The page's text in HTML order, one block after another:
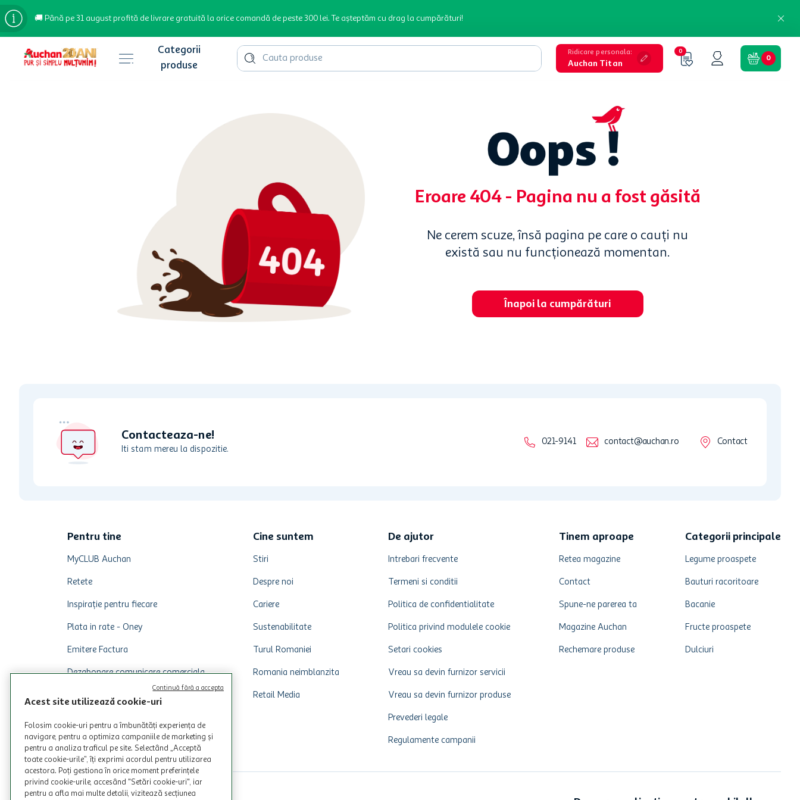
🚚 Până pe 31 august profită de livrare gratuită la orice comandă de peste 300 lei. Te așteptăm cu drag la cumpărături!
Cauta produse
inghetata
cafea boabe
troler
hartie igienica
ciocolata
garden star
lapte
Ridicare personala:
Auchan Titan
0
0
Eroare 404 - Pagina nu a fost găsită
Ne cerem scuze, însă pagina pe care o cauți nu
există sau nu funcționează momentan.
Înapoi la cumpărături
Contacteaza-ne!
Iti stam mereu la dispozitie.
021-9141 contact@auchan.ro Contact
Pentru tine
MyCLUB Auchan
Retete
Inspirație pentru fiecare
Plata in rate - Oney
Emitere Factura
Dezabonare comunicare comerciala
Cine suntem
Stiri
Despre noi
Cariere
Sustenabilitate
Turul Romaniei
Romania neimblanzita
Retail Media
De ajutor
Intrebari frecvente
Termeni si conditii
Politica de confidentialitate
Politica privind modulele cookie
Setari cookies
Vreau sa devin furnizor servicii
Vreau sa devin furnizor produse
Prevederi legale
Regulamente campanii
Tinem aproape
Retea magazine
Contact
Spune-ne parerea ta
Magazine Auchan
Rechemare produse
Categorii principale
Legume proaspete
Bauturi racoritoare
Bacanie
Fructe proaspete
Dulciuri
Acest site utilizează cookie-uri
Folosim cookie-uri pentru a îmbunătăți experiența de
navigare, pentru a optimiza campaniile de marketing și
pentru a analiza traficul pe site. Selectând „Acceptă
toate cookie-urile”, îți exprimi acordul pentru utilizarea
acestora. Poți gestiona în orice moment preferințele
privind cookie-urile, accesând "Setări cookie-uri", iar
pentru a afla mai multe detalii, vizitează secțiunea
Continuă fără a accepta